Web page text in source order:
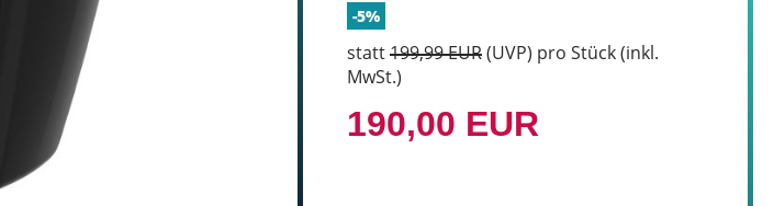
-5%
statt199,99 EUR(UVP) pro Stück (inkl.
MwSt.)
190,00 EUR